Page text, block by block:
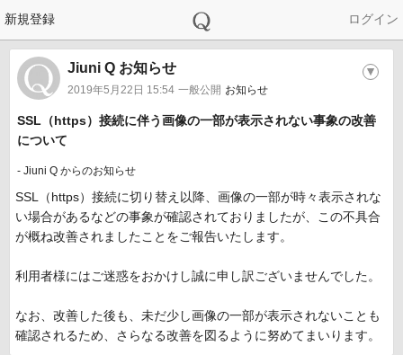
新規登録 ログイン
Jiuni Q お知らせ
2019年5月22日 15:54 一般公開 お知らせ
▼
​SSL（https）接続に伴う画像の一部が表示されない事象の改善
について
- Jiuni Q からのお知らせ
SSL（https）接続に切り替え以降、画像の一部が時々表示されな
い場合があるなどの事象が確認されておりましたが、この不具合
が概ね改善されましたことをご報告いたします。
利用者様にはご迷惑をおかけし誠に申し訳ございませんでした。
なお、改善した後も、未だ少し画像の一部が表示されないことも
確認されるため、さらなる改善を図るように努めてまいります。